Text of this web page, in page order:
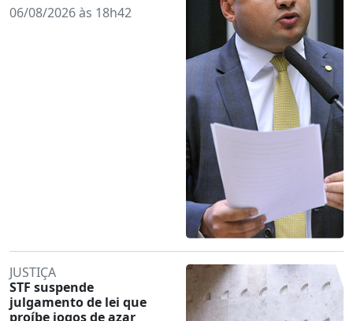
06/08/2026 às 18h42
JUSTIÇA
STF suspende
julgamento de lei que
proíbe jogos de azar